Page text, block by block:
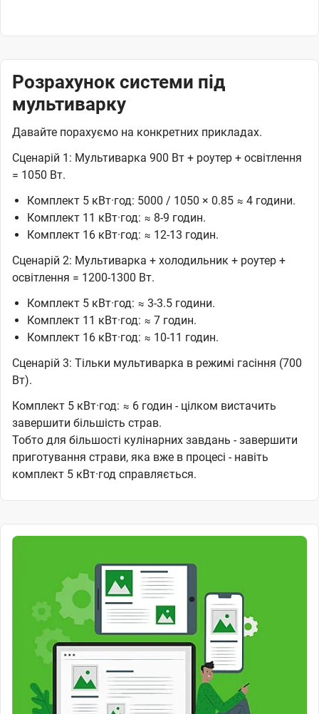
Розрахунок системи під
мультиварку
Давайте порахуємо на конкретних прикладах.
Сценарій 1: Мультиварка 900 Вт + роутер + освітлення
= 1050 Вт.
Комплект 5 кВт·год: 5000 / 1050 × 0.85 ≈ 4 години.
Комплект 11 кВт·год: ≈ 8-9 годин.
Комплект 16 кВт·год: ≈ 12-13 годин.
Сценарій 2: Мультиварка + холодильник + роутер +
освітлення = 1200-1300 Вт.
Комплект 5 кВт·год: ≈ 3-3.5 години.
Комплект 11 кВт·год: ≈ 7 годин.
Комплект 16 кВт·год: ≈ 10-11 годин.
Сценарій 3: Тільки мультиварка в режимі гасіння (700
Вт).
Комплект 5 кВт·год: ≈ 6 годин - цілком вистачить
завершити більшість страв.
Тобто для більшості кулінарних завдань - завершити
приготування страви, яка вже в процесі - навіть
комплект 5 кВт·год справляється.